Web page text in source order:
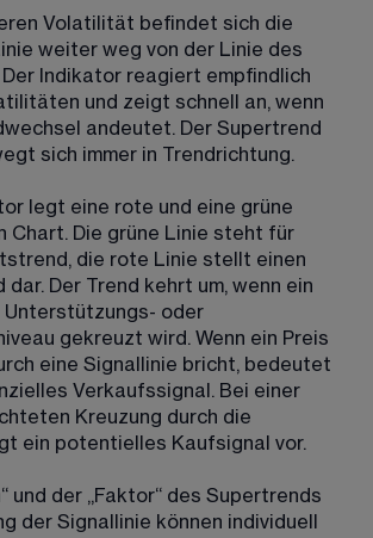
Volatilität befindet sich die
weiter weg von der Linie des
Indikator reagiert empfindlich
und zeigt schnell an, wenn
andeutet. Der Supertrend
sich immer in Trendrichtung.
legt eine rote und eine grüne
Chart. Die grüne Linie steht für
die rote Linie stellt einen
Der Trend kehrt um, wenn ein
Unterstützungs- oder
gekreuzt wird. Wenn ein Preis
eine Signallinie bricht, bedeutet
Verkaufssignal. Bei einer
Kreuzung durch die
ein potentielles Kaufsignal vor.
und der „Faktor“ des Supertrends
der Signallinie können individuell